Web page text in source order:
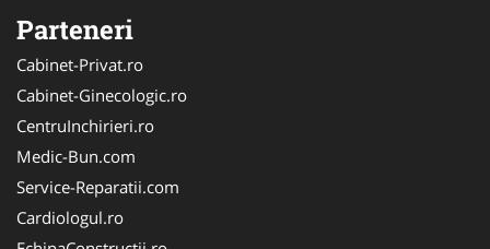
Parteneri
Cabinet-Privat.ro
Cabinet-Ginecologic.ro
CentruInchirieri.ro
Medic-Bun.com
Service-Reparatii.com
Cardiologul.ro